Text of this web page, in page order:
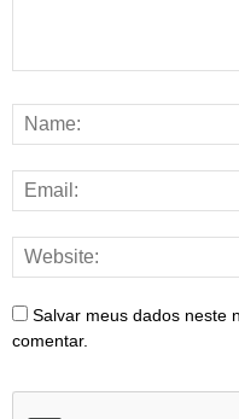
Salvar meus dados neste
comentar.